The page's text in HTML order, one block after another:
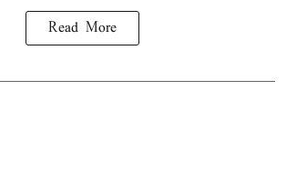
Read More